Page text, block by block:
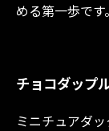
める第一歩です。
チョコダップ
ミニチュアダ